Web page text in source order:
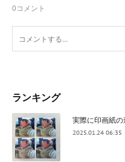
0コメント
ランキング
実際に印画紙の
2025.01.24 06:35